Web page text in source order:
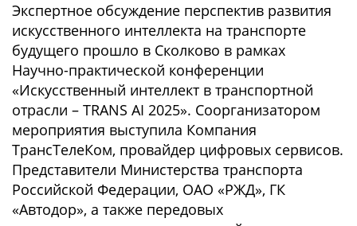
Экспертное обсуждение перспектив развития
искусственного интеллекта на транспорте
будущего прошло в Сколково в рамках
Научно-практической конференции
«Искусственный интеллект в транспортной
отрасли – TRANS AI 2025». Соорганизатором
мероприятия выступила Компания
ТрансТелеКом, провайдер цифровых сервисов.
Представители Министерства транспорта
Российской Федерации, ОАО «РЖД», ГК
«Автодор», а также передовых